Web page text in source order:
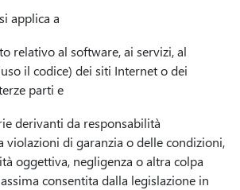
applica a
relativo al software, ai servizi, al
il codice) dei siti Internet o dei
parti e
derivanti da responsabilità
violazioni di garanzia o delle condizioni,
oggettiva, negligenza o altra colpa
consentita dalla legislazione in